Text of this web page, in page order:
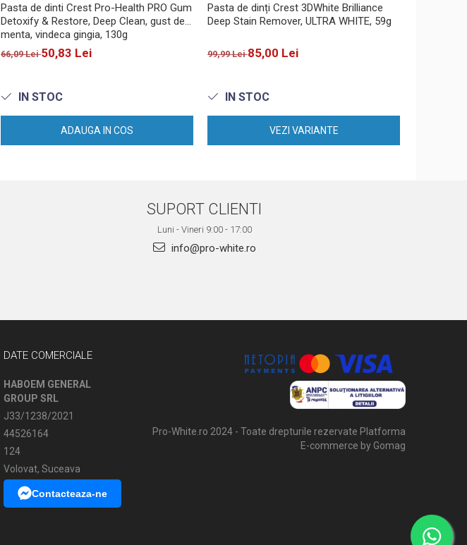
Pasta de dinti Crest Pro-Health PRO Gum
Detoxify & Restore, Deep Clean, gust de
menta, vindeca gingia, 130g
66,09 Lei50,83 Lei
IN STOC
ADAUGA IN COS
Pasta de dinți Crest 3DWhite Brilliance
Deep Stain Remover, ULTRA WHITE, 59g
99,99 Lei85,00 Lei
IN STOC
VEZI VARIANTE
SUPORT CLIENTI
Luni - Vineri 9:00 - 17:00
info@pro-white.ro
DATE COMERCIALE
HABOEM GENERAL
GROUP SRL
J33/1238/2021
44526164
124
Volovat, Suceava
Contacteaza-ne
Pro-White.ro 2024 - Toate drepturile rezervate Platforma
E-commerce by Gomag